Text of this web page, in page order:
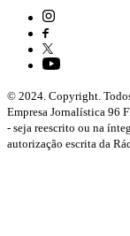
© 2024. Copyright.
Empresa Jornalística 96
- seja reescrito ou na
autorização escrita da